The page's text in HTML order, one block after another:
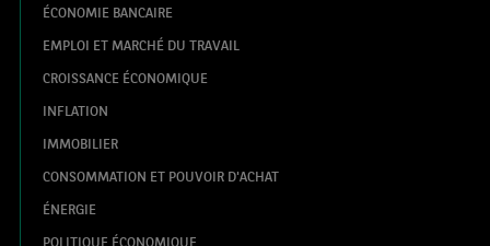
ÉCONOMIE BANCAIRE
EMPLOI ET MARCHÉ DU TRAVAIL
CROISSANCE ÉCONOMIQUE
INFLATION
IMMOBILIER
CONSOMMATION ET POUVOIR D'ACHAT
ÉNERGIE
POLITIQUE ÉCONOMIQUE